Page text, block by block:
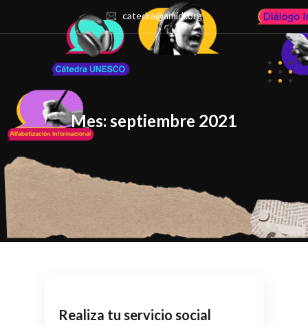
catedra@amidi.org
Mes: septiembre 2021
Realiza tu servicio social